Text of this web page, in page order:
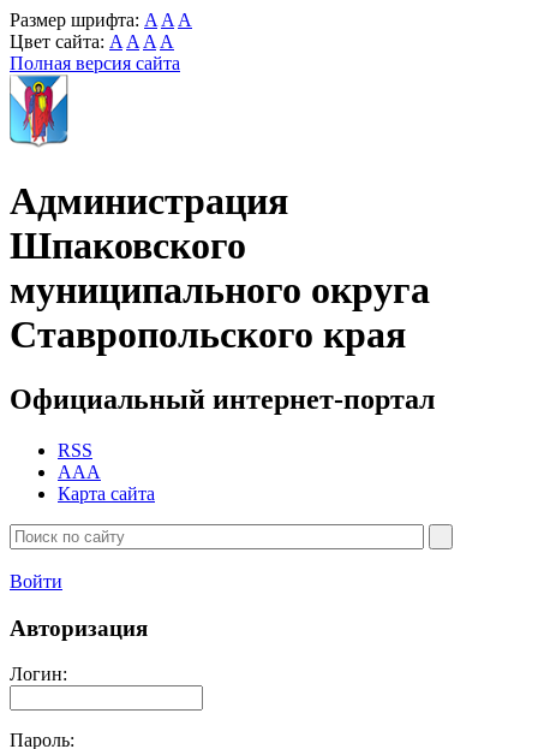
Размер шрифта: A A A
Цвет сайта: A A A A
Полная версия сайта
Администрация
Шпаковского
муниципального округа
Ставропольского края
Официальный интернет-портал
RSS
AAA
Карта сайта
Войти
Авторизация
Логин:
Пароль: